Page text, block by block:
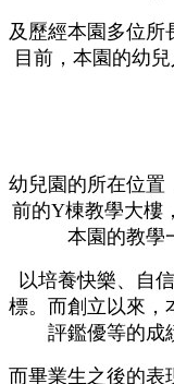
及歷經本園多位所
目前，本園的幼
幼兒園的所在位置
前的Y棟教學大樓
本園的教學
以培養快樂、自
標。而創立以來，
評鑑優等的成
而畢業生之後的表